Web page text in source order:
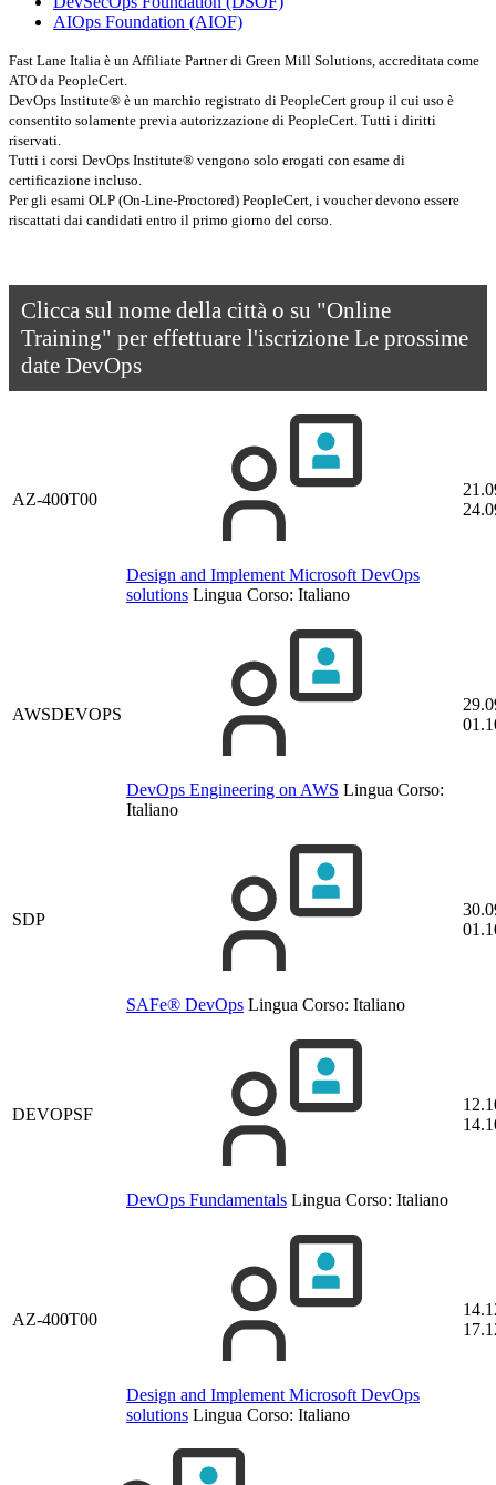
AIOps Foundation (AIOF)
Fast Lane Italia è un Affiliate Partner di Green Mill Solutions, accreditata come
ATO da PeopleCert.
DevOps Institute® è un marchio registrato di PeopleCert group il cui uso è
consentito solamente previa autorizzazione di PeopleCert. Tutti i diritti
riservati.
Tutti i corsi DevOps Institute® vengono solo erogati con esame di
certificazione incluso.
Per gli esami OLP (On-Line-Proctored) PeopleCert, i voucher devono essere
riscattati dai candidati entro il primo giorno del corso.
Clicca sul nome della città o su "Online
Training" per effettuare l'iscrizione Le prossime
date DevOps
AZ-400T00
Design and Implement Microsoft DevOps
solutions Lingua Corso: Italiano
AWSDEVOPS
DevOps Engineering on AWS Lingua Corso:
Italiano
SDP
SAFe® DevOps Lingua Corso: Italiano
DEVOPSF
DevOps Fundamentals Lingua Corso: Italiano
AZ-400T00
Design and Implement Microsoft DevOps
solutions Lingua Corso: Italiano